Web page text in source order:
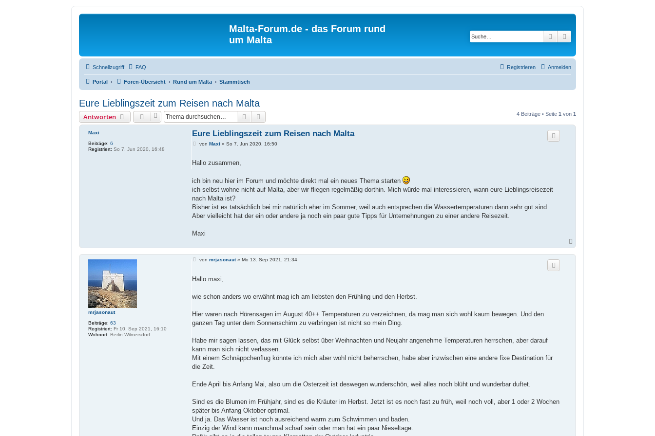
Malta-Forum.de - das Forum rund
um Malta
Suche
Schnellzugriff FAQ Anmelden
Registrieren
Portal Foren-Übersicht Rund um Malta Stammtisch
Eure Lieblingszeit zum Reisen nach Malta
Antworten Suche 4 Beiträge • Seite 1 von 1
Maxi
Beiträge: 6
Registriert: So 7. Jun 2020, 16:48
Eure Lieblingszeit zum Reisen nach Malta
B
t
r
g
vonMaxi »So 7. Jun 2020, 16:50
Hallo zusammen,
ich bin neu hier im Forum und möchte direkt mal ein neues Thema starten
ich selbst wohne nicht auf Malta, aber wir fliegen regelmäßig dorthin. Mich würde mal interessieren, wann eure Lieblingsreisezeit
nach Malta ist?
Bisher ist es tatsächlich bei mir natürlich eher im Sommer, weil auch entsprechen die Wassertemperaturen dann sehr gut sind.
Aber vielleicht hat der ein oder andere ja noch ein paar gute Tipps für Unternehnungen zu einer andere Reisezeit.
Maxi
a
c
mrjasonaut
Beiträge: 63
Registriert: Fr 10. Sep 2021, 16:10
Wohnort: Berlin Wilmersdorf
B
r
vonmrjasonaut»Mo 13. Sep 2021, 21:34
Hallo maxi,
wie schon anders wo erwähnt mag ich am liebsten den Frühling und den Herbst.
Hier waren nach Hörensagen im August 40++ Temperaturen zu verzeichnen, da mag man sich wohl kaum bewegen. Und den
ganzen Tag unter dem Sonnenschirm zu verbringen ist nicht so mein Ding.
Habe mir sagen lassen, das mit Glück selbst über Weihnachten und Neujahr angenehme Temperaturen herrschen, aber darauf
kann man sich nicht verlassen.
Mit einem Schnäppchenflug könnte ich mich aber wohl nicht beherrschen, habe aber inzwischen eine andere fixe Destination für
die Zeit.
Ende April bis Anfang Mai, also um die Osterzeit ist deswegen wunderschön, weil alles noch blüht und wunderbar duftet.
Sind es die Blumen im Frühjahr, sind es die Kräuter im Herbst. Jetzt ist es noch fast zu früh, weil noch voll, aber 1 oder 2 Wochen
später bis Anfang Oktober optimal.
Und ja. Das Wasser ist noch ausreichend warm zum Schwimmen und baden.
Einzig der Wind kann manchmal scharf sein oder man hat ein paar Nieseltage.